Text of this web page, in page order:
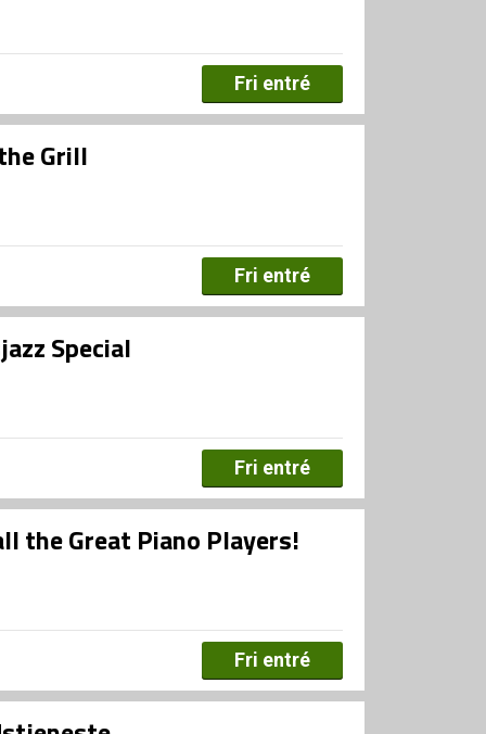
Fri entré
Grill
Fri entré
Special
Fri entré
the Great Piano Players!
Fri entré